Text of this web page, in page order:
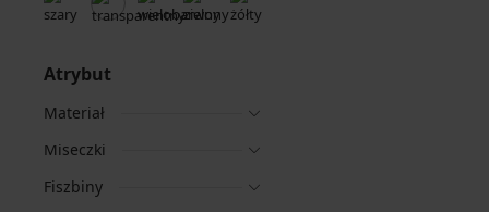
Atrybut
Materiał
Miseczki
Fiszbiny